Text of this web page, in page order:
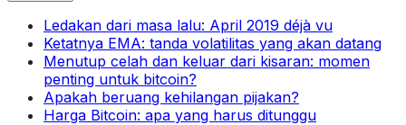
Ledakan dari masa lalu: April 2019 déjà vu
Ketatnya EMA: tanda volatilitas yang akan datang
Menutup celah dan keluar dari kisaran: momen
penting untuk bitcoin?
Apakah beruang kehilangan pijakan?
Harga Bitcoin: apa yang harus ditunggu